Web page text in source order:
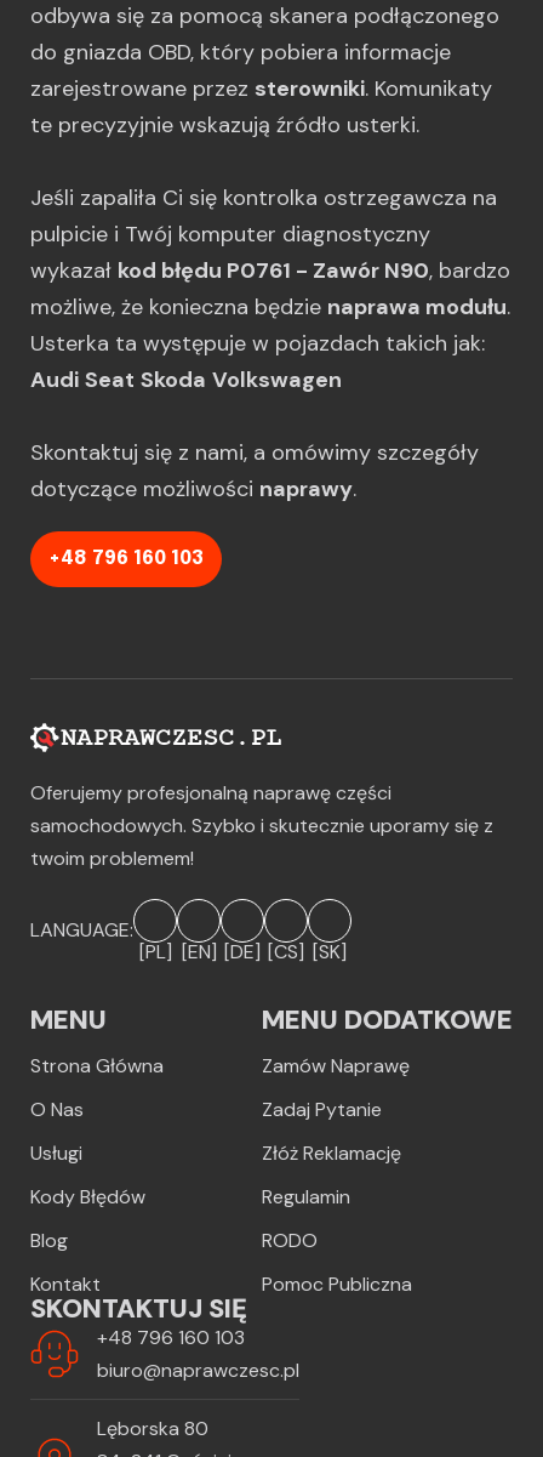
odbywa się za pomocą skanera podłączonego
do gniazda OBD, który pobiera informacje
zarejestrowane przez sterowniki. Komunikaty
te precyzyjnie wskazują źródło usterki.
Jeśli zapaliła Ci się kontrolka ostrzegawcza na
pulpicie i Twój komputer diagnostyczny
wykazał kod błędu P0761 - Zawór N90, bardzo
możliwe, że konieczna będzie naprawa modułu.
Usterka ta występuje w pojazdach takich jak:
Audi Seat Skoda Volkswagen
Skontaktuj się z nami, a omówimy szczegóły
dotyczące możliwości naprawy.
+48 796 160 103
Oferujemy profesjonalną naprawę części
samochodowych. Szybko i skutecznie uporamy się z
twoim problemem!
LANGUAGE:
[PL] [EN] [DE] [CS] [SK]
MENU
Strona Główna
O Nas
Usługi
Kody Błędów
Blog
Kontakt
MENU DODATKOWE
Zamów Naprawę
Zadaj Pytanie
Złóż Reklamację
Regulamin
RODO
Pomoc Publiczna
SKONTAKTUJ SIĘ
+48 796 160 103
biuro@naprawczesc.pl
Lęborska 80